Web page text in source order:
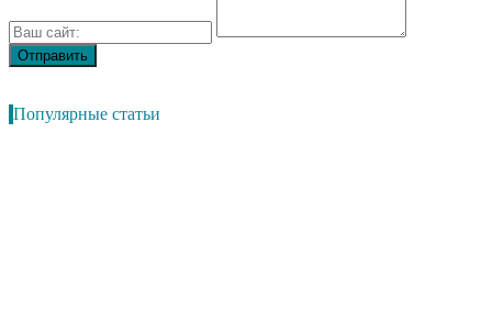
Популярные статьи